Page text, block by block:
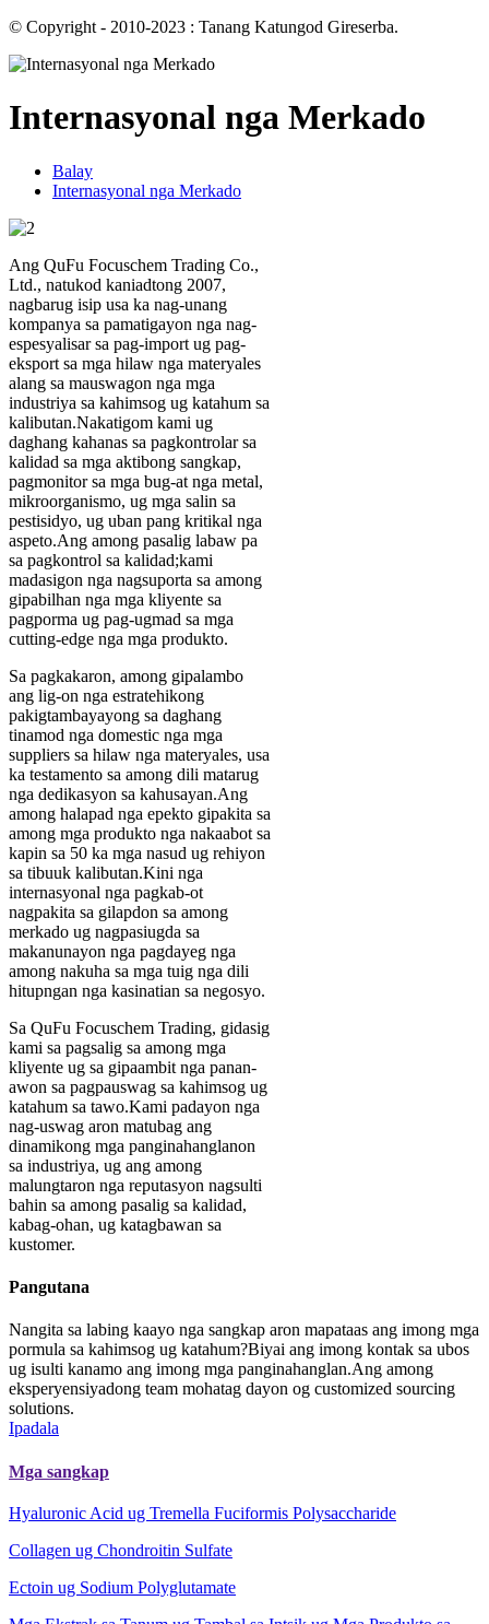
© Copyright - 2010-2023 : Tanang Katungod Gireserba.
Internasyonal nga Merkado
Balay
Internasyonal nga Merkado
Ang QuFu Focuschem Trading Co.,
Ltd., natukod kaniadtong 2007,
nagbarug isip usa ka nag-unang
kompanya sa pamatigayon nga nag-
espesyalisar sa pag-import ug pag-
eksport sa mga hilaw nga materyales
alang sa mauswagon nga mga
industriya sa kahimsog ug katahum sa
kalibutan.Nakatigom kami ug
daghang kahanas sa pagkontrolar sa
kalidad sa mga aktibong sangkap,
pagmonitor sa mga bug-at nga metal,
mikroorganismo, ug mga salin sa
pestisidyo, ug uban pang kritikal nga
aspeto.Ang among pasalig labaw pa
sa pagkontrol sa kalidad;kami
madasigon nga nagsuporta sa among
gipabilhan nga mga kliyente sa
pagporma ug pag-ugmad sa mga
cutting-edge nga mga produkto.
Sa pagkakaron, among gipalambo
ang lig-on nga estratehikong
pakigtambayayong sa daghang
tinamod nga domestic nga mga
suppliers sa hilaw nga materyales, usa
ka testamento sa among dili matarug
nga dedikasyon sa kahusayan.Ang
among halapad nga epekto gipakita sa
among mga produkto nga nakaabot sa
kapin sa 50 ka mga nasud ug rehiyon
sa tibuuk kalibutan.Kini nga
internasyonal nga pagkab-ot
nagpakita sa gilapdon sa among
merkado ug nagpasiugda sa
makanunayon nga pagdayeg nga
among nakuha sa mga tuig nga dili
hitupngan nga kasinatian sa negosyo.
Sa QuFu Focuschem Trading, gidasig
kami sa pagsalig sa among mga
kliyente ug sa gipaambit nga panan-
awon sa pagpauswag sa kahimsog ug
katahum sa tawo.Kami padayon nga
nag-uswag aron matubag ang
dinamikong mga panginahanglanon
sa industriya, ug ang among
malungtaron nga reputasyon nagsulti
bahin sa among pasalig sa kalidad,
kabag-ohan, ug katagbawan sa
kustomer.
Pangutana
Nangita sa labing kaayo nga sangkap aron mapataas ang imong mga
pormula sa kahimsog ug katahum?Biyai ang imong kontak sa ubos
ug isulti kanamo ang imong mga panginahanglan.Ang among
eksperyensiyadong team mohatag dayon og customized sourcing
solutions.
Ipadala
Mga sangkap
Hyaluronic Acid ug Tremella Fuciformis Polysaccharide
Collagen ug Chondroitin Sulfate
Ectoin ug Sodium Polyglutamate